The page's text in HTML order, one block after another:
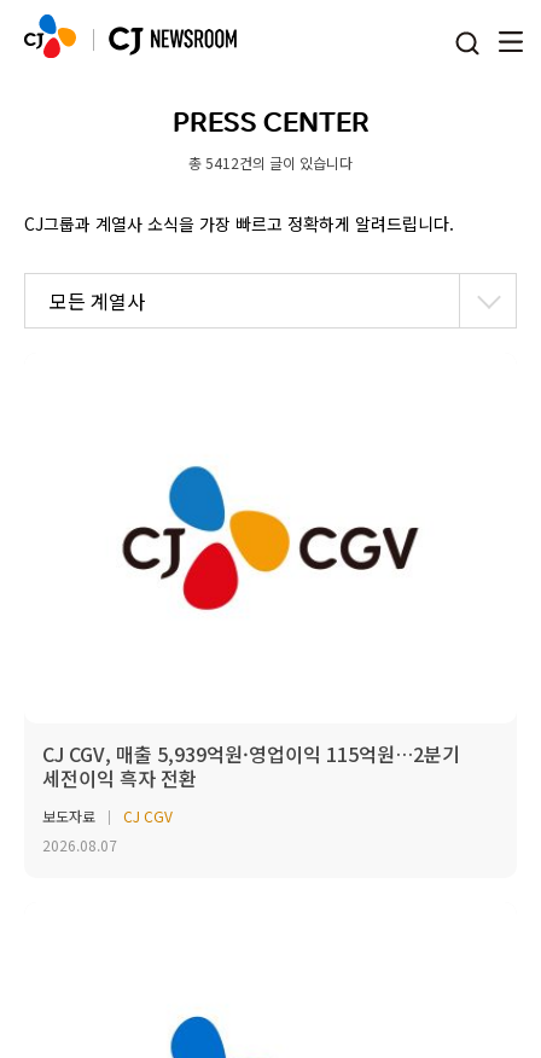
PRESS CENTER
총 5412건의 글이 있습니다
CJ그룹과 계열사 소식을 가장 빠르고 정확하게 알려드립니다.
모든 계열사
CJ CGV, 매출 5,939억원·영업이익 115억원…2분기
세전이익 흑자 전환
보도자료
CJ CGV
2026.08.07